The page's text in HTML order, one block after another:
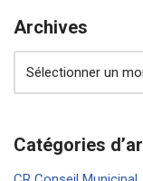
Archives
Catégories